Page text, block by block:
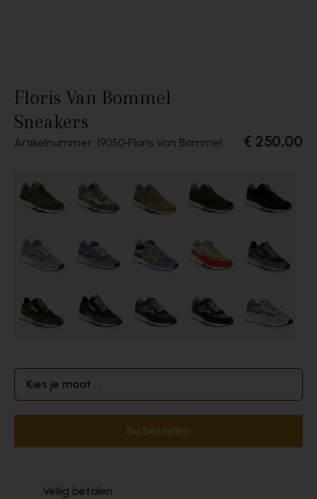
Floris Van Bommel
Sneakers
Artikelnummer: 19050 Floris Van Bommel € 250,00
Kies je maat ...
Nu bestellen
Veilig betalen